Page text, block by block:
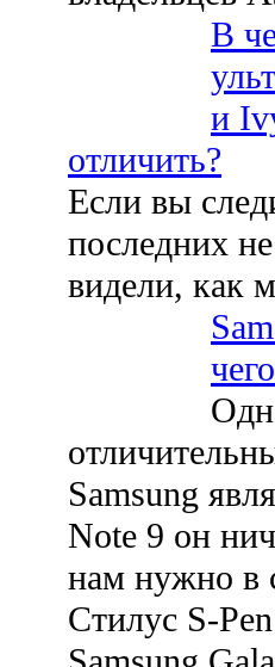
В
и
отличить?
Если вы
последних
видели, как
Samsung
Note 9 он
нам нужно в
Стилус S-